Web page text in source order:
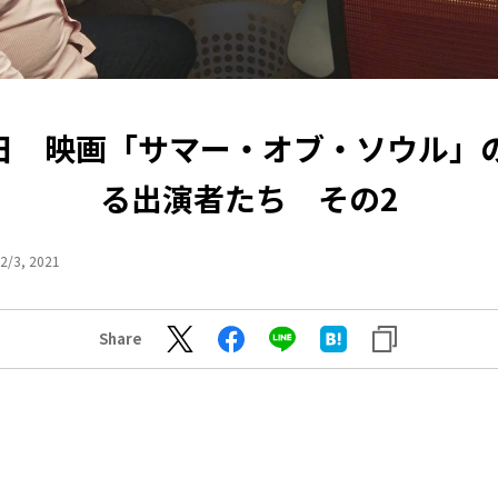
映画「サマー・オブ・ソウル」
る出演者たち その2
3, 2021
Share